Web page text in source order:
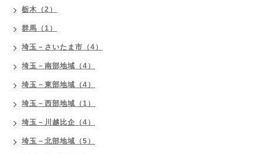
栃木（2）
群馬（1）
埼玉－さいたま市（4）
埼玉－南部地域（4）
埼玉－東部地域（4）
埼玉－西部地域（1）
埼玉－川越比企（4）
埼玉－北部地域（5）